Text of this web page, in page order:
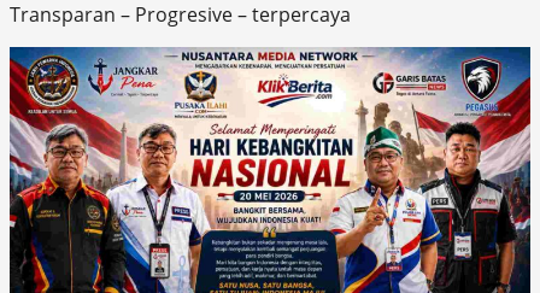
Transparan – Progresive – terpercaya